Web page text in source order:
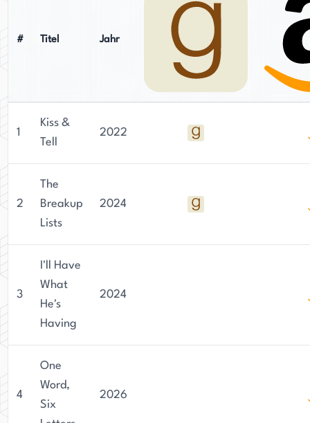
# Titel Jahr
1
Kiss &
Tell
2022
2
The
Breakup
Lists
2024
3
I'll Have
What
He's
Having
2024
4
One
Word,
Six
2026